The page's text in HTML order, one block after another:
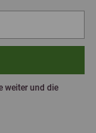
weiter und die